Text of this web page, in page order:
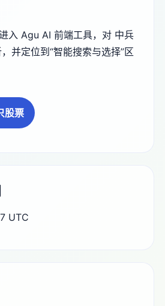
入 Agu AI 前端工具，对 中兵
并定位到“智能搜索与选择”区
股票
UTC